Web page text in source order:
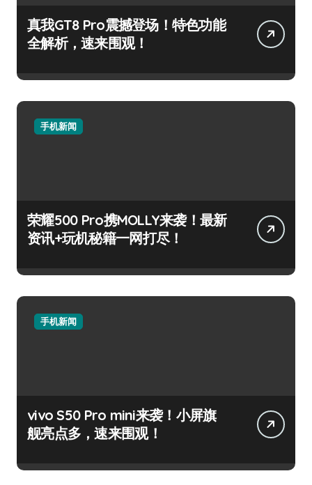
真我GT8 Pro震撼登场！特色功能
全解析，速来围观！
手机新闻
荣耀500 Pro携MOLLY来袭！最新
资讯+玩机秘籍一网打尽！
手机新闻
vivo S50 Pro mini来袭！小屏旗
舰亮点多，速来围观！